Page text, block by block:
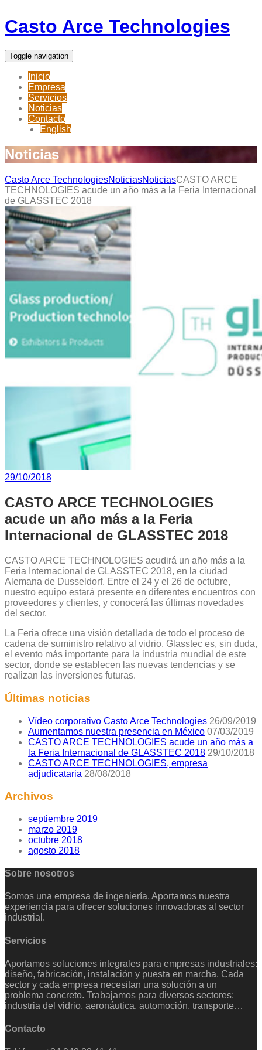
Casto Arce Technologies
Toggle navigation
Inicio
Empresa
Servicios
Noticias
Contacto
English
Noticias
Casto Arce TechnologiesNoticiasNoticiasCASTO ARCE
TECHNOLOGIES acude un año más a la Feria Internacional
de GLASSTEC 2018
29/10/2018
CASTO ARCE TECHNOLOGIES
acude un año más a la Feria
Internacional de GLASSTEC 2018
CASTO ARCE TECHNOLOGIES acudirá un año más a la
Feria Internacional de GLASSTEC 2018, en la ciudad
Alemana de Dusseldorf. Entre el 24 y el 26 de octubre,
nuestro equipo estará presente en diferentes encuentros con
proveedores y clientes, y conocerá las últimas novedades
del sector.
La Feria ofrece una visión detallada de todo el proceso de
cadena de suministro relativo al vidrio. Glasstec es, sin duda,
el evento más importante para la industria mundial de este
sector, donde se establecen las nuevas tendencias y se
realizan las inversiones futuras.
Últimas noticias
Vídeo corporativo Casto Arce Technologies 26/09/2019
Aumentamos nuestra presencia en México 07/03/2019
CASTO ARCE TECHNOLOGIES acude un año más a
la Feria Internacional de GLASSTEC 2018 29/10/2018
CASTO ARCE TECHNOLOGIES, empresa
adjudicataria 28/08/2018
Archivos
septiembre 2019
marzo 2019
octubre 2018
agosto 2018
Sobre nosotros
Somos una empresa de ingeniería. Aportamos nuestra
experiencia para ofrecer soluciones innovadoras al sector
industrial.
Servicios
Aportamos soluciones integrales para empresas industriales:
diseño, fabricación, instalación y puesta en marcha. Cada
sector y cada empresa necesitan una solución a un
problema concreto. Trabajamos para diversos sectores:
industria del vidrio, aeronáutica, automoción, transporte…
Contacto